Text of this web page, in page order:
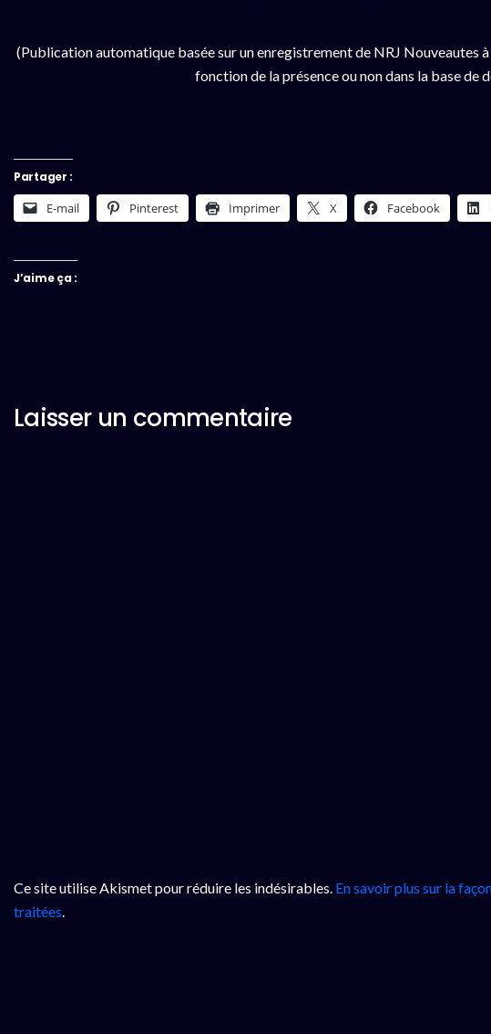
(Publication automatique basée sur un enregistrement de NRJ Nouveautes
fonction de la présence ou non dans la base de
Partager :
E-mail Pinterest Imprimer X Facebook
J’aime ça :
Laisser un commentaire
Ce site utilise Akismet pour réduire les indésirables. En savoir plus sur la
traitées.